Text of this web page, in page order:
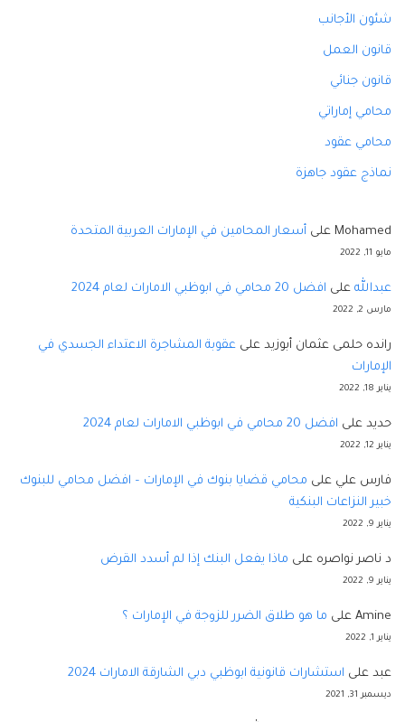
شئون الأجانب
قانون العمل
قانون جنائي
محامي إماراتي
محامي عقود
نماذج عقود جاهزة
Mohamed على أسعار المحامين في الإمارات العربية المتحدة
مايو 11, 2022
عبدالله على افضل 20 محامي في ابوظبي الامارات لعام 2024
مارس 2, 2022
رانده حلمى عثمان أبوزيد على عقوبة المشاجرة الاعتداء الجسدي في
الإمارات
يناير 18, 2022
حديد على افضل 20 محامي في ابوظبي الامارات لعام 2024
يناير 12, 2022
فارس علي على محامي قضايا بنوك في الإمارات – افضل محامي للبنوك
خبير النزاعات البنكية
يناير 9, 2022
د ناصر نواصره على ماذا يفعل البنك إذا لم أسدد القرض
يناير 9, 2022
Amine على ما هو طلاق الضرر للزوجة في الإمارات ؟
يناير 1, 2022
عبد على استشارات قانونية ابوظبي دبي الشارقة الامارات 2024
ديسمبر 31, 2021